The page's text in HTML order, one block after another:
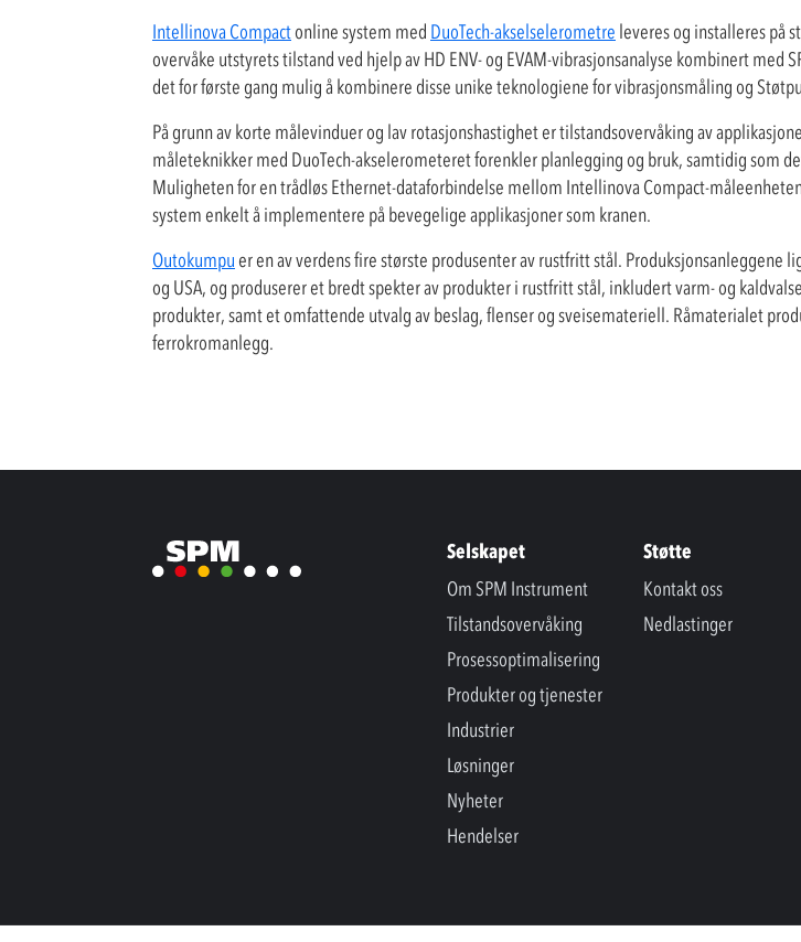
Intellinova Compactonline system med DuoTech-akselselerometre leveres og installeres på
overvåke utstyrets tilstand ved hjelp av HD ENV- og EVAM-vibrasjonsanalyse kombinert med
det for første gang mulig å kombinere disse unike teknologiene for vibrasjonsmåling og
På grunn av korte målevinduer og lav rotasjonshastighet er tilstandsovervåking av
måleteknikker med DuoTech-akselerometeret forenkler planlegging og bruk, samtidig som
Muligheten for en trådløs Ethernet-dataforbindelse mellom Intellinova Compact-
system enkelt å implementere på bevegelige applikasjoner som kranen.
Outokumpuer en av verdens fire største produsenter av rustfritt stål. Produksjonsanleggene
og USA, og produserer et bredt spekter av produkter i rustfritt stål, inkludert varm- og
produkter, samt et omfattende utvalg av beslag, flenser og sveisemateriell. Råmaterialet
ferrokromanlegg.
Selskapet
Om SPM Instrument
Tilstandsovervåking
Prosessoptimalisering
Produkter og tjenester
Industrier
Løsninger
Nyheter
Hendelser
Støtte
Kontakt oss
Nedlastinger